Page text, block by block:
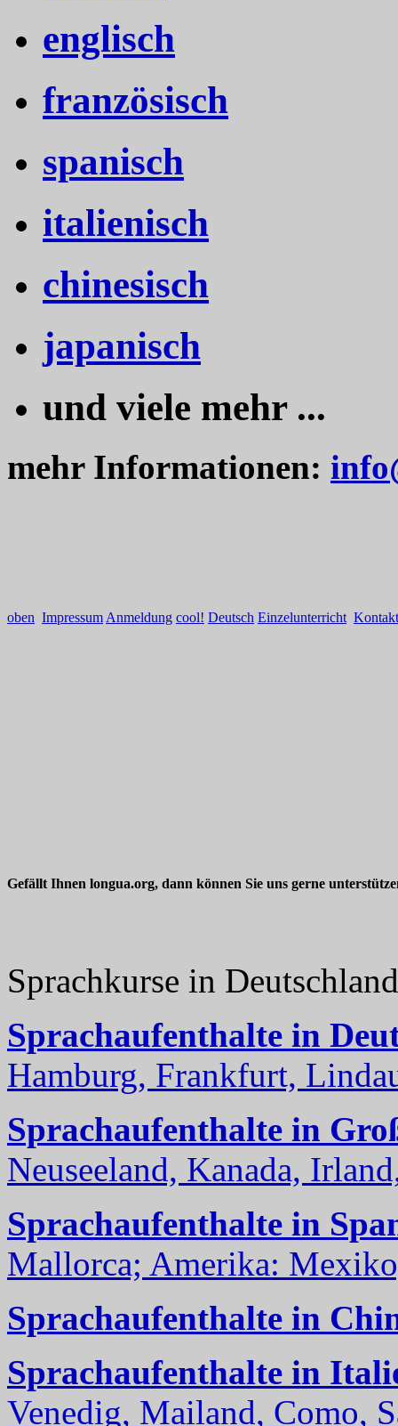
englisch
französisch
spanisch
italienisch
chinesisch
japanisch
und viele mehr ...
mehr Informationen:
oben Impressum Anmeldung cool! Deutsch Einzelunterricht Kontakt
Gefällt Ihnen longua.org, dann können Sie uns gerne
Sprachkurse in
Sprachaufenthalte in
Hamburg, Frankfurt,
Sprachaufenthalte in
Neuseeland, Kanada,
Sprachaufenthalte in
Mallorca; Amerika:
Sprachaufenthalte in
Sprachaufenthalte in
Venedig, Mailand, Como,